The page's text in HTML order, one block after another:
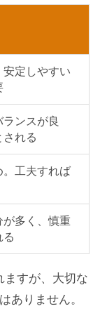
定しやすい
ンスが良
される
。工夫すれば
が多く、慎重
る
ますが、大切な
ありません。